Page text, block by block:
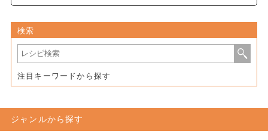
検索
注目キーワードから探す
ジャンルから探す